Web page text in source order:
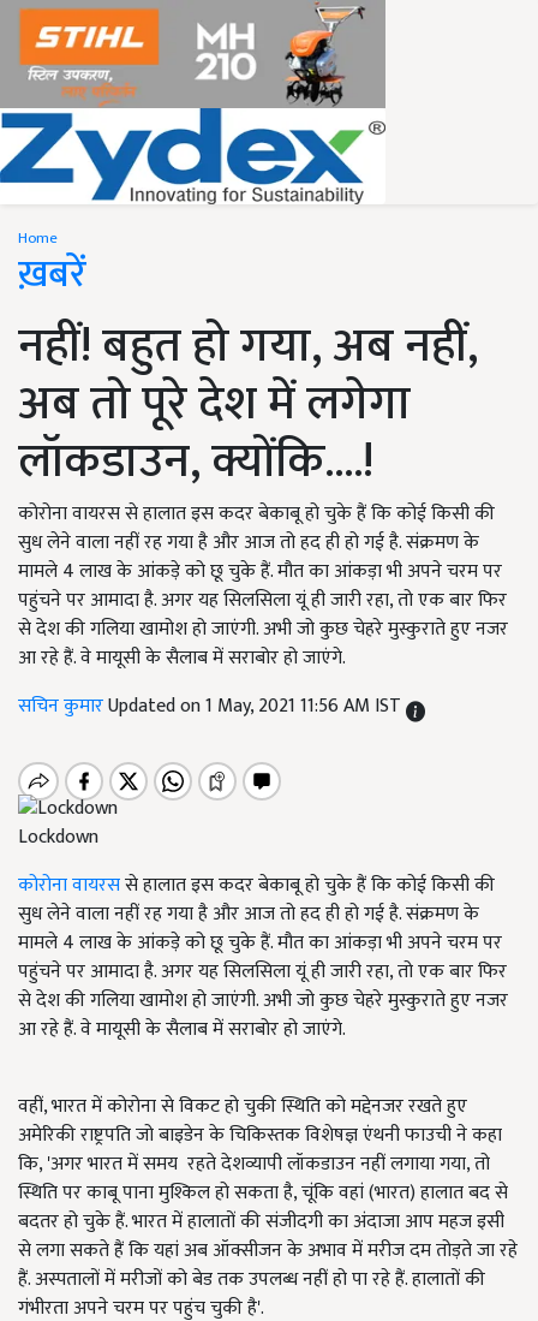
Home
ख़बरें
नहीं! बहुत हो गया, अब नहीं,
अब तो पूरे देश में लगेगा
लॉकडाउन, क्योंकि....!
कोरोना वायरस से हालात इस कदर बेकाबू हो चुके हैं कि कोई किसी की
सुध लेने वाला नहीं रह गया है और आज तो हद ही हो गई है. संक्रमण के
मामले 4 लाख के आंकड़े को छू चुके हैं. मौत का आंकड़ा भी अपने चरम पर
पहुंचने पर आमादा है. अगर यह सिलसिला यूं ही जारी रहा, तो एक बार फिर
से देश की गलिया खामोश हो जाएंगी. अभी जो कुछ चेहरे मुस्कुराते हुए नजर
आ रहे हैं. वे मायूसी के सैलाब में सराबोर हो जाएंगे.
सचिन कुमारUpdated on 1 May, 2021 11:56 AM IST
Lockdown
कोरोना वायरससे हालात इस कदर बेकाबू हो चुके हैं कि कोई किसी की
सुध लेने वाला नहीं रह गया है और आज तो हद ही हो गई है. संक्रमण के
मामले 4 लाख के आंकड़े को छू चुके हैं. मौत का आंकड़ा भी अपने चरम पर
पहुंचने पर आमादा है. अगर यह सिलसिला यूं ही जारी रहा, तो एक बार फिर
से देश की गलिया खामोश हो जाएंगी. अभी जो कुछ चेहरे मुस्कुराते हुए नजर
आ रहे हैं. वे मायूसी के सैलाब में सराबोर हो जाएंगे.
वहीं, भारत में कोरोना से विकट हो चुकी स्थिति को मद्देनजर रखते हुए
अमेरिकी राष्ट्रपति जो बाइडेन के चिकिस्तक विशेषज्ञ एंथनी फाउची ने कहा
कि, 'अगर भारत में समय रहते देशव्यापी लॉकडाउन नहीं लगाया गया, तो
स्थिति पर काबू पाना मुश्किल हो सकता है, चूंकि वहां (भारत) हालात बद से
बदतर हो चुके हैं. भारत में हालातों की संजीदगी का अंदाजा आप महज इसी
से लगा सकते हैं कि यहां अब ऑक्सीजन के अभाव में मरीज दम तोड़ते जा रहे
हैं. अस्पतालों में मरीजों को बेड तक उपलब्ध नहीं हो पा रहे हैं. हालातों की
गंभीरता अपने चरम पर पहुंच चुकी है'.